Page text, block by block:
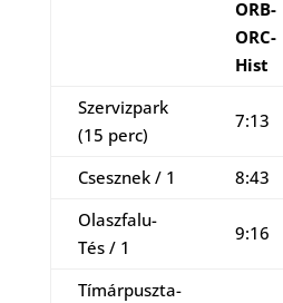
ORB-
ORC-
Hist
Szervizpark
(15 perc)
7:13
Csesznek / 1 8:43
Olaszfalu-
Tés / 1
9:16
Tímárpuszta-